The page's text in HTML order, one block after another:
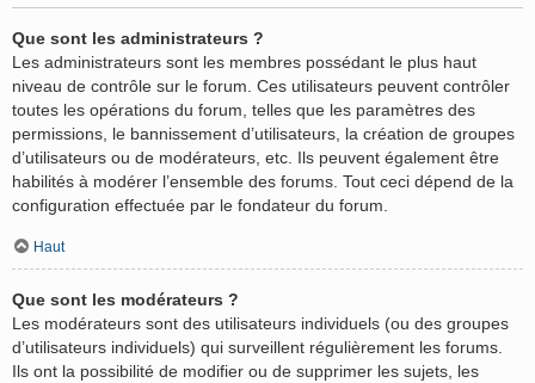
Que sont les administrateurs ?
Les administrateurs sont les membres possédant le plus haut
niveau de contrôle sur le forum. Ces utilisateurs peuvent contrôler
toutes les opérations du forum, telles que les paramètres des
permissions, le bannissement d’utilisateurs, la création de groupes
d’utilisateurs ou de modérateurs, etc. Ils peuvent également être
habilités à modérer l’ensemble des forums. Tout ceci dépend de la
configuration effectuée par le fondateur du forum.
Haut
Que sont les modérateurs ?
Les modérateurs sont des utilisateurs individuels (ou des groupes
d’utilisateurs individuels) qui surveillent régulièrement les forums.
Ils ont la possibilité de modifier ou de supprimer les sujets, les